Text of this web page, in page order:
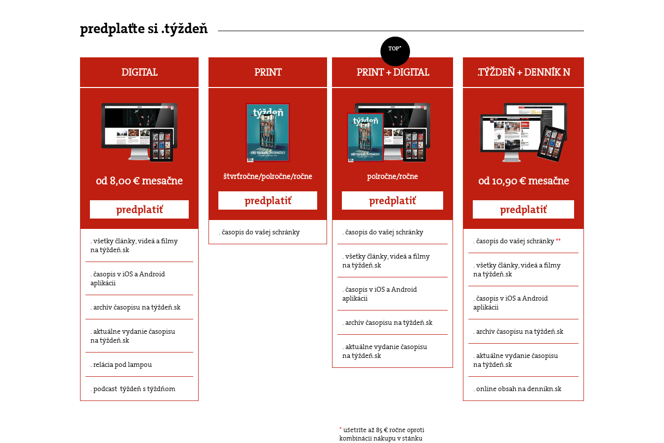
predplaťte si .týždeň
DIGITAL
od 8,00 € mesačne
predplatiť
všetky články, videá a filmy
na týždeň.sk
časopis v iOS a Android
aplikácii
archív časopisu na týždeň.sk
aktuálne vydanie časopisu
na týždeň.sk
relácia pod lampou
podcast týždeň s týždňom
PRINT
štvrťročne/polročne/ročne
predplatiť
časopis do vašej schránky
TOP*
PRINT + DIGITAL
polročne/ročne
predplatiť
časopis do vašej schránky
všetky články, videá a filmy
na týždeň.sk
časopis v iOS a Android
aplikácii
archív časopisu na týždeň.sk
aktuálne vydanie časopisu
na týždeň.sk
.TÝŽDEŇ +DENNÍK N
od 10,90 € mesačne
predplatiť
časopis do vašej schránky**
všetky články, videá a filmy
na týždeň.sk
časopis v iOS a Android
aplikácii
archív časopisu na týždeň.sk
aktuálne vydanie časopisu
na týždeň.sk
online obsah na dennikn.sk
* ušetríte až 85 € ročne oproti
kombinácii nákupu v stánku